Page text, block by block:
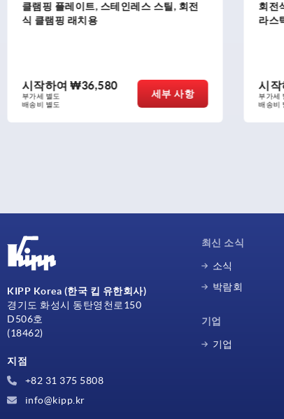
회전식 클램핑 래치, 스테인리스, 그립: 플
라스틱 또는 스테인리스 스틸
시작하여₩73,720
부가세 별도
배송비 별도
세부 사항
KIPP Korea (한국 킵 유한회사)
경기도 화성시 동탄영천로150
D506호
(18462)
지점
+82 31 375 5808
info@kipp.kr
최신 소식
소식
박람회
기업
기업